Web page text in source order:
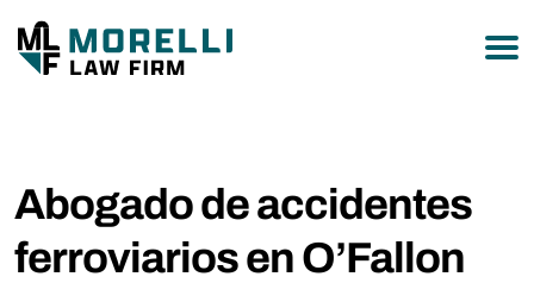
Abogado de accidentes
ferroviarios en O’Fallon